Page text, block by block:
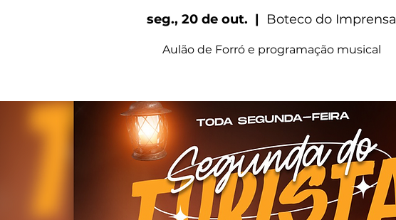
seg., 20 de out.
  |
Boteco do Imprensa
Aulão de Forró e programação musical